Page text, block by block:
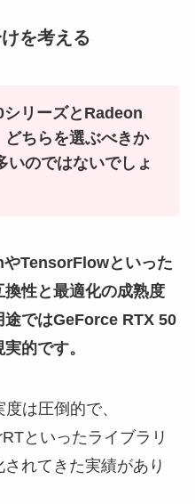
を考える
リーズとRadeon
どちらを選ぶべきか
いのではないでしょ
TensorFlowといった
性と最適化の成熟度
途ではGeForce RTX 50
実的です。
は圧倒的で、
といったライブラリ
れてきた実績があり